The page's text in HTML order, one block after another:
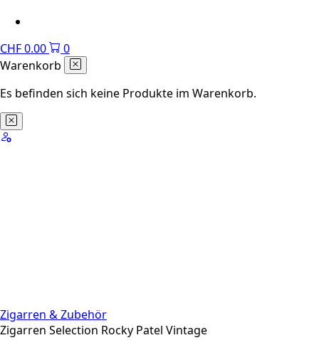
CHF0.00
0
Warenkorb
Es befinden sich keine Produkte im Warenkorb.
Zigarren & Zubehör
Zigarren Selection Rocky Patel Vintage